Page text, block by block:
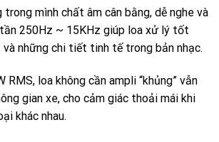
trong mình chất âm cân bằng, dễ nghe và
250Hz ~ 15KHz giúp loa xử lý tốt
và những chi tiết tinh tế trong bản nhạc.
RMS, loa không cần ampli “khủng” vẫn
gian xe, cho cảm giác thoải mái khi
khác nhau.